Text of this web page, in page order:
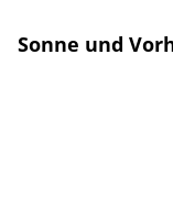
Sonne und